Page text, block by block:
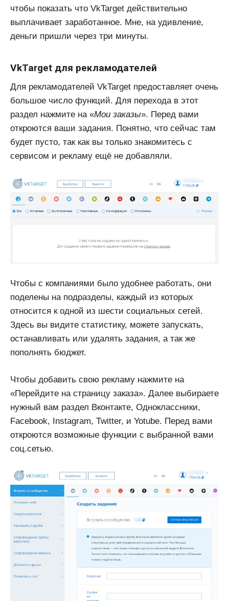
чтобы показать что VkTarget действительно
выплачивает заработанное. Мне, на удивление,
деньги пришли через три минуты.
VkTarget для рекламодателей
Для рекламодателей VkTarget предоставляет очень
большое число функций. Для перехода в этот
раздел нажмите на «Мои заказы». Перед вами
откроются ваши задания. Понятно, что сейчас там
будет пусто, так как вы только знакомитесь с
сервисом и рекламу ещё не добавляли.
Чтобы с компаниями было удобнее работать, они
поделены на подразделы, каждый из которых
относится к одной из шести социальных сетей.
Здесь вы видите статистику, можете запускать,
останавливать или удалять задания, а так же
пополнять бюджет.
Чтобы добавить свою рекламу нажмите на
«Перейдите на страницу заказа». Далее выбираете
нужный вам раздел Вконтакте, Одноклассники,
Facebook, Instagram, Twitter, и Yotube. Перед вами
откроются возможные функции с выбранной вами
соц.сетью.